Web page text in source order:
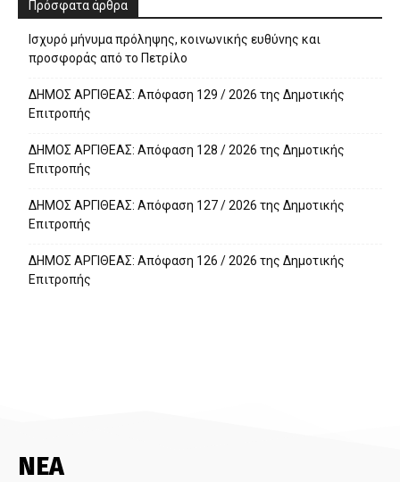
Πρόσφατα άρθρα
Ισχυρό μήνυμα πρόληψης, κοινωνικής ευθύνης και
προσφοράς από το Πετρίλο
ΔΗΜΟΣ ΑΡΓΙΘΕΑΣ: Απόφαση 129 / 2026 της Δημοτικής
Επιτροπής
ΔΗΜΟΣ ΑΡΓΙΘΕΑΣ: Απόφαση 128 / 2026 της Δημοτικής
Επιτροπής
ΔΗΜΟΣ ΑΡΓΙΘΕΑΣ: Απόφαση 127 / 2026 της Δημοτικής
Επιτροπής
ΔΗΜΟΣ ΑΡΓΙΘΕΑΣ: Απόφαση 126 / 2026 της Δημοτικής
Επιτροπής
ΝΕΑ